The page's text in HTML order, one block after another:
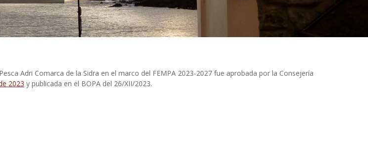
Adri Comarca de la Sidra en el marco del FEMPA 2023-2027 fue aprobada por la Consejería
2023 y publicada en el BOPA del 26/XII/2023.